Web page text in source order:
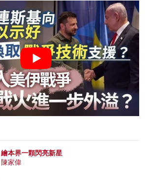
繪本界一顆閃亮新星
陳家偉